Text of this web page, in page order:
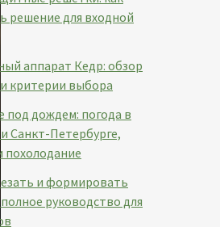
решение для входной
аппарат Кедр: обзор
критерии выбора
под дождем: погода в
Санкт-Петербурге,
похолодание
и формировать
руководство для